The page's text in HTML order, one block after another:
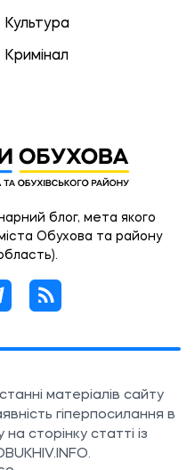
Культура
Кримінал
блог, мета якого
Обухова та району
матеріалів сайту
гіперпосилання в
сторінку статті із